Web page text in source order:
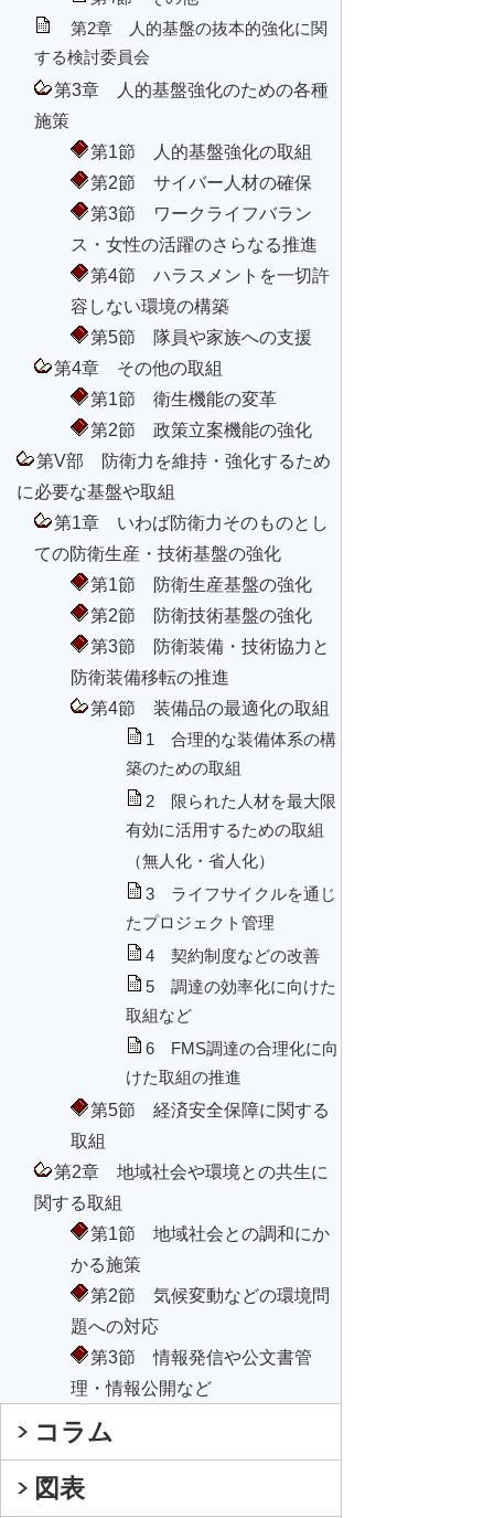
第2章 人的基盤の抜本的強化に関
する検討委員会
第3章 人的基盤強化のための各種
施策
第1節 人的基盤強化の取組
第2節 サイバー人材の確保
第3節 ワークライフバラン
ス・女性の活躍のさらなる推進
第4節 ハラスメントを一切許
容しない環境の構築
第5節 隊員や家族への支援
第4章 その他の取組
第1節 衛生機能の変革
第2節 政策立案機能の強化
第V部 防衛力を維持・強化するため
に必要な基盤や取組
第1章 いわば防衛力そのものとし
ての防衛生産・技術基盤の強化
第1節 防衛生産基盤の強化
第2節 防衛技術基盤の強化
第3節 防衛装備・技術協力と
防衛装備移転の推進
第4節 装備品の最適化の取組
1 合理的な装備体系の構
築のための取組
2 限られた人材を最大限
有効に活用するための取組
（無人化・省人化）
3 ライフサイクルを通じ
たプロジェクト管理
4 契約制度などの改善
5 調達の効率化に向けた
取組など
6 FMS調達の合理化に向
けた取組の推進
第5節 経済安全保障に関する
取組
第2章 地域社会や環境との共生に
関する取組
第1節 地域社会との調和にか
かる施策
第2節 気候変動などの環境問
題への対応
第3節 情報発信や公文書管
理・情報公開など
コラム
図表